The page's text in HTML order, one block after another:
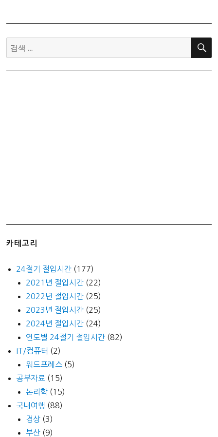
검
색:
검
카테고리
24절기 절입시간 (177)
2021년 절입시간 (22)
2022년 절입시간 (25)
2023년 절입시간 (25)
2024년 절입시간 (24)
연도별 24절기 절입시간 (82)
IT/컴퓨터 (2)
워드프레스 (5)
공부자료 (15)
논리학 (15)
국내여행 (88)
경상 (3)
부산 (9)